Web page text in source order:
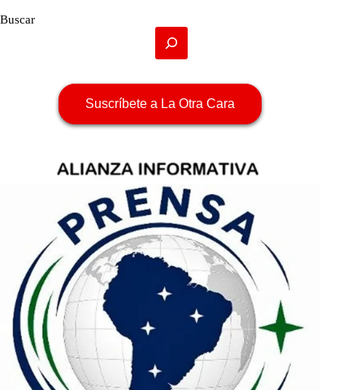
Buscar
Suscríbete a La Otra Cara